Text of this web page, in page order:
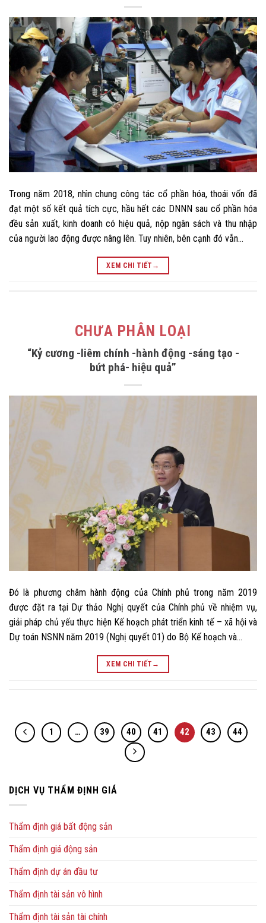
Trong năm 2018, nhìn chung công tác cổ phần hóa, thoái vốn đã
đạt một số kết quả tích cực, hầu hết các DNNN sau cổ phần hóa
đều sản xuất, kinh doanh có hiệu quả, nộp ngân sách và thu nhập
của người lao động được nâng lên. Tuy nhiên, bên cạnh đó vẫn…
XEM CHI TIẾT →
CHƯA PHÂN LOẠI
“Kỷ cương -liêm chính -hành động -sáng tạo -
bứt phá- hiệu quả”
Đó là phương châm hành động của Chính phủ trong năm 2019
được đặt ra tại Dự thảo Nghị quyết của Chính phủ về nhiệm vụ,
giải pháp chủ yếu thực hiện Kế hoạch phát triển kinh tế – xã hội và
Dự toán NSNN năm 2019 (Nghị quyết 01) do Bộ Kế hoạch và…
XEM CHI TIẾT →
1 … 39 40 41 42 43 44
DỊCH VỤ THẨM ĐỊNH GIÁ
Thẩm định giá bất động sản
Thẩm định giá động sản
Thẩm định dự án đầu tư
Thẩm định tài sản vô hình
Thẩm định tài sản tài chính